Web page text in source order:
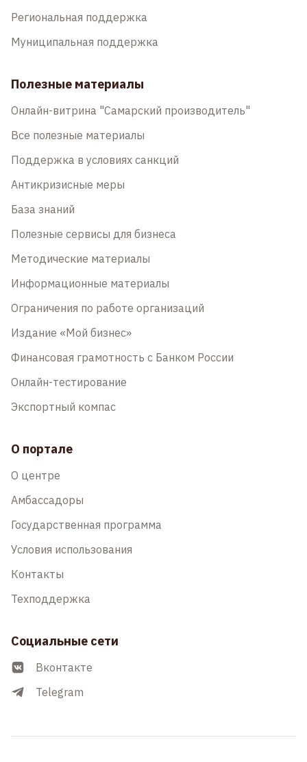
Региональная поддержка
Муниципальная поддержка
Полезные материалы
Онлайн-витрина "Самарский производитель"
Все полезные материалы
Поддержка в условиях санкций
Антикризисные меры
База знаний
Полезные сервисы для бизнеса
Методические материалы
Информационные материалы
Ограничения по работе организаций
Издание «Мой бизнес»
Финансовая грамотность с Банком России
Онлайн-тестирование
Экспортный компас
О портале
О центре
Амбассадоры
Государственная программа
Условия использования
Контакты
Техподдержка
Социальные сети
Вконтакте
Telegram